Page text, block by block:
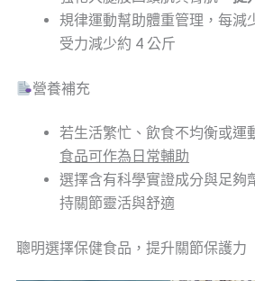
規律運動幫助體重管理，每減
受力減少約 4 公斤
營養補充
若生活繁忙、飲食不均衡或運
食品可作為日常輔助
選擇含有科學實證成分與足夠
持關節靈活與舒適
聰明選擇保健食品，提升關節保護力